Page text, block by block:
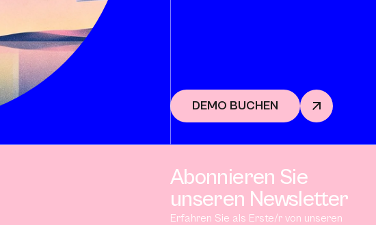
DEMO BUCHEN
Abonnieren Sie
unseren Newsletter
Erfahren Sie als Erste/r von unseren